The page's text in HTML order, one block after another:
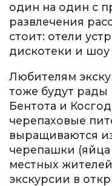
один на один с
развлечения
стоит: отели
дискотеки и
Любителям
тоже будут рады
Бентота и
черепаховые
выращиваются
черепашки
местных
экскурсии в